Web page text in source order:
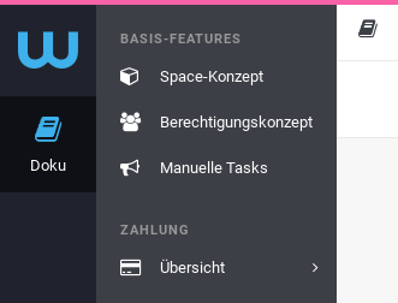
Doku
BASIS-FEATURES
Space-Konzept
Berechtigungskonzept
Manuelle Tasks
ZAHLUNG
Übersicht